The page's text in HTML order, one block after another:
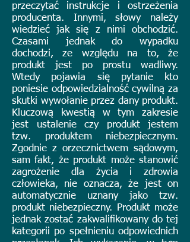
przeczytać instrukcje i ostrzeżenia
producenta. Innymi, słowy należy
wiedzieć jak się z nimi obchodzić.
Czasami jednak do wypadku
dochodzi, ze względu na to, że
produkt jest po prostu wadliwy.
Wtedy pojawia się pytanie kto
poniesie odpowiedzialność cywilną za
skutki wywołanie przez dany produkt.
Kluczową kwestią w tym zakresie
jest ustalenie czy produkt jestem
tzw. produktem niebezpiecznym.
Zgodnie z orzecznictwem sądowym,
sam fakt, że produkt może stanowić
zagrożenie dla życia i zdrowia
człowieka, nie oznacza, że jest on
automatycznie uznany jako tzw.
produkt niebezpieczny. Produkt może
jednak zostać zakwalifikowany do tej
kategorii po spełnieniu odpowiednich